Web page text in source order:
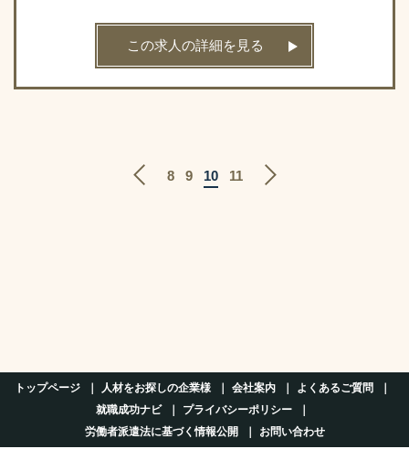
この求人の詳細を見る
8 9 10 11
トップページ 人材をお探しの企業様 会社案内
よくあるご質問
就職成功ナビ
プライバシーポリシー
労働者派遣法に基づく情報公開
お問い合わせ